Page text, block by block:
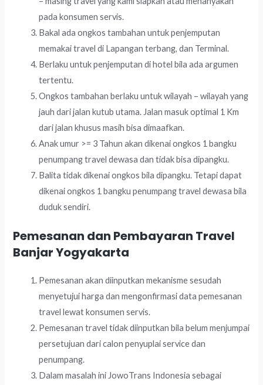
pada konsumen servis.
Bakal ada ongkos tambahan untuk penjemputan
memakai travel di Lapangan terbang, dan Terminal.
Berlaku untuk penjemputan di hotel bila ada argumen
tertentu.
Ongkos tambahan berlaku untuk wilayah – wilayah yang
jauh dari jalan kutub utama. Jalan masuk optimal 1 Km
dari jalan khusus masih bisa dimaafkan.
Anak umur >= 3 Tahun akan dikenai ongkos 1 bangku
penumpang travel dewasa dan tidak bisa dipangku.
Balita tidak dikenai ongkos bila dipangku. Tetapi dapat
dikenai ongkos 1 bangku penumpang travel dewasa bila
duduk sendiri.
Pemesanan dan Pembayaran Travel
Banjar Yogyakarta
Pemesanan akan diinputkan mekanisme sesudah
menyetujui harga dan mengonfirmasi data pemesanan
travel lewat konsumen servis.
Pemesanan travel tidak diinputkan bila belum menjumpai
persetujuan dari calon penyuplai service dan
penumpang.
Dalam masalah ini JowoTrans Indonesia sebagai